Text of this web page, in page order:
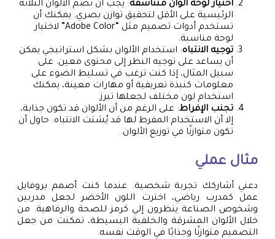
اختيار لوحة ألوان متناسقة: يجب أن تضم الألوان الثلاثة
الرئيسية على الأقل لتحقيق توازن بصري. يمكنك أن
تستخدم أدوات تصميم مثل “Adobe Color” لاختيار
لوحة مناسبة.
توجيه الانتباه: استخدام الألوان بشكل استراتيجي يمكن
أن يساعد على توجيه النظر إلى محتوى معين. على
سبيل المثال، إذا كنت ترغب في تسليط الضوء على
معلومات كنبذة تعريفية أو مهارات معينة، يمكنك
استخدام لون مختلف لجعلها تبرز.
تجنب الإفراط: على الرغم من أن الألوان قد تكون جذابة،
إلا أن الاستخدام المفرط لها قد يُشتت الانتباه. حاول أن
تكون متوازنًا في توزيع الألوان.
مثال عملي
دعني أشاركك تجربة شخصية. عندما كنت أصمم بروفايل
عمل كمدرب رياضي، اخترت اللون الأخضر لجعل مدربين
وشخوص الصناعة ينظرون إلي كرمز للصحة والرفاهية. من
خلال الألوان المشرقة والخلفية البسيطة، تمكنت من جعل
التصميم متوازنًا وجذابًا في الوقت نفسه.